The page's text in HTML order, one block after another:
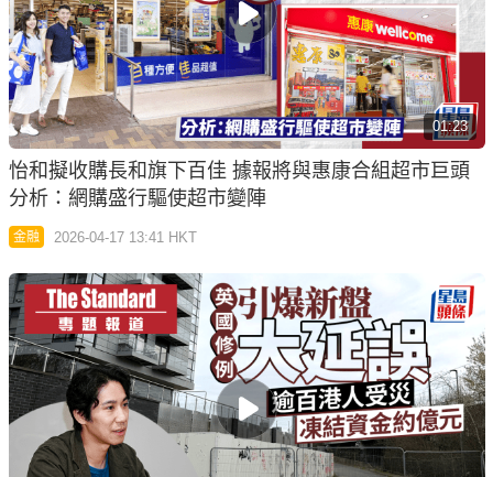
01:23
怡和擬收購長和旗下百佳 據報將與惠康合組超市巨頭
分析：網購盛行驅使超市變陣
金融 2026-04-17 13:41 HKT